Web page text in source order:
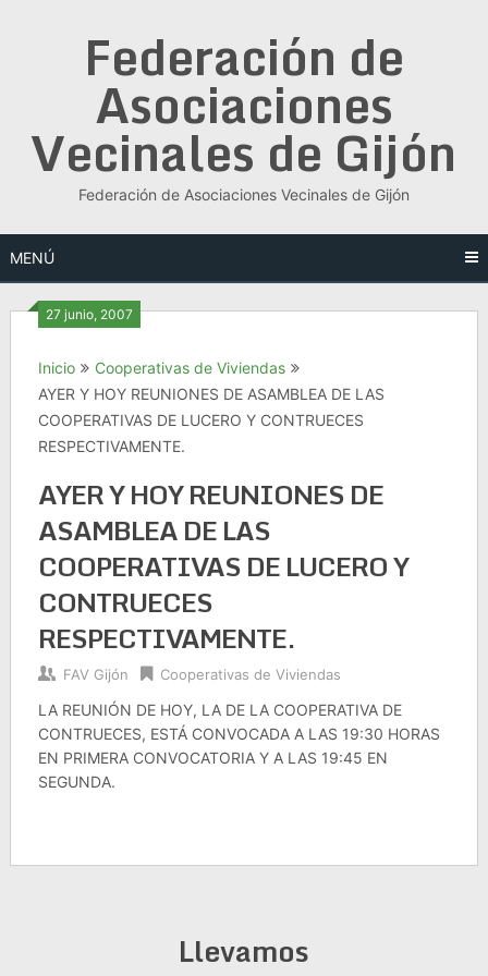
Federación de
Asociaciones
Vecinales de Gijón
Federación de Asociaciones Vecinales de Gijón
MENÚ
27 junio, 2007
Inicio
Cooperativas de Viviendas
AYER Y HOY REUNIONES DE ASAMBLEA DE LAS
COOPERATIVAS DE LUCERO Y CONTRUECES
RESPECTIVAMENTE.
AYER Y HOY REUNIONES DE
ASAMBLEA DE LAS
COOPERATIVAS DE LUCERO Y
CONTRUECES
RESPECTIVAMENTE.
FAV Gijón Cooperativas de Viviendas
LA REUNIÓN DE HOY, LA DE LA COOPERATIVA DE
CONTRUECES, ESTÁ CONVOCADA A LAS 19:30 HORAS
EN PRIMERA CONVOCATORIA Y A LAS 19:45 EN
SEGUNDA.
Llevamos